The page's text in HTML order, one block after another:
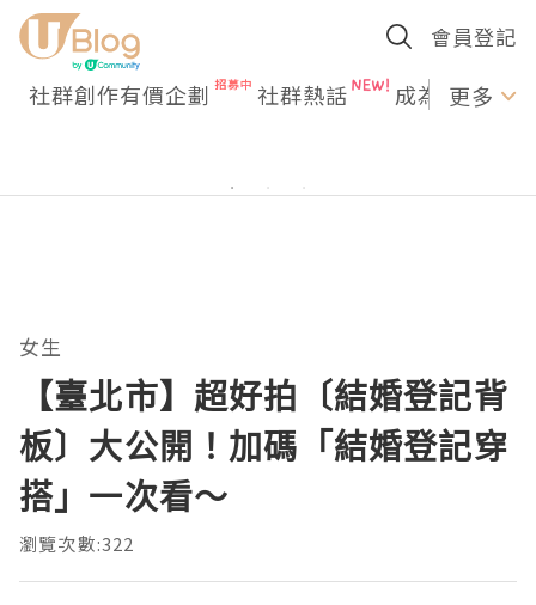
會員登記
社群創作有價企劃 社群熱話 成為U更多
女生
【臺北市】超好拍〔結婚登記背
板〕大公開！加碼「結婚登記穿
搭」一次看～
瀏覽次數:322